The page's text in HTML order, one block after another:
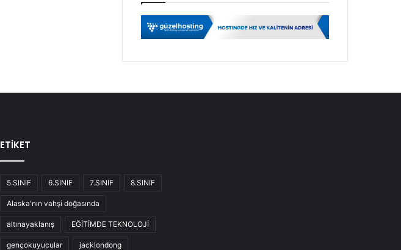
ETİKET
5.SINIF 6.SINIF 7.SINIF 8.SINIF
Alaska'nın vahşi doğasında
altınayaklanış EĞİTİMDE TEKNOLOJİ
gençokuyucular jacklondong